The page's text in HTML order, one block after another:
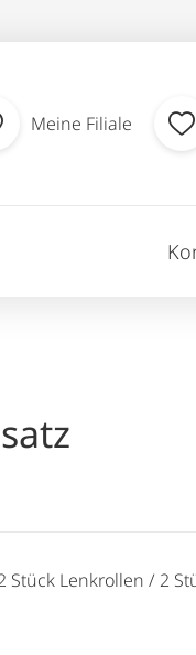
Meine Filiale
Stück Lenkrollen / 2